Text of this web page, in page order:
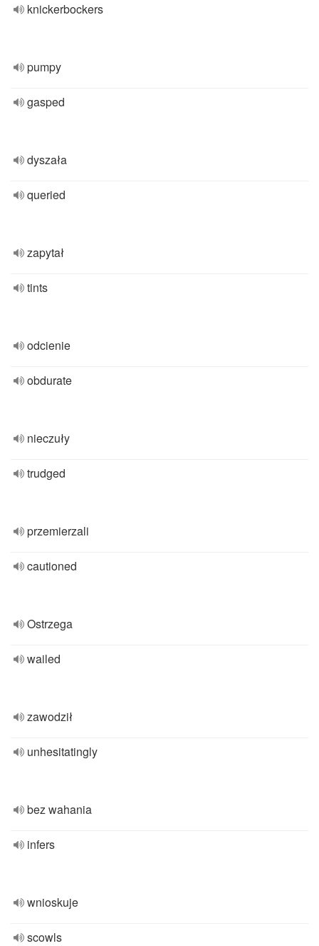
knickerbockers
pumpy
gasped
dyszała
queried
zapytał
tints
odcienie
obdurate
nieczuły
trudged
przemierzali
cautioned
Ostrzega
wailed
zawodził
unhesitatingly
bez wahania
infers
wnioskuje
scowls